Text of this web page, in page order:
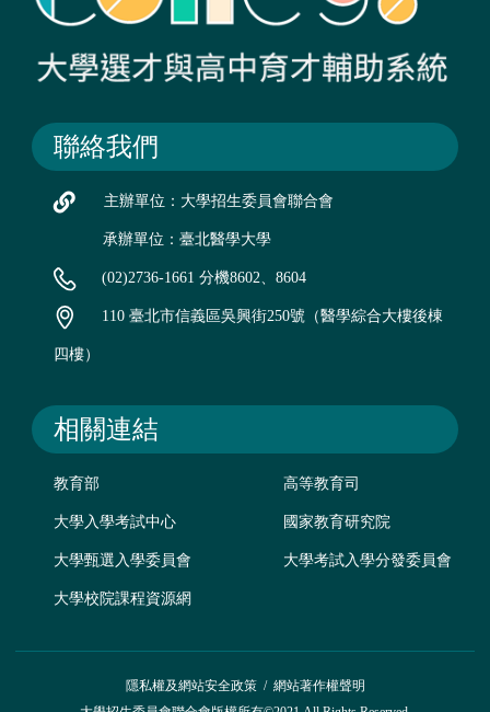
聯絡我們
主辦單位：大學招生委員會聯合會
承辦單位：臺北醫學大學
(02)2736-1661 分機8602、8604
110 臺北市信義區吳興街250號（醫學綜合大樓後棟
四樓）
相關連結
教育部 高等教育司
大學入學考試中心 國家教育研究院
大學甄選入學委員會 大學考試入學分發委員會
大學校院課程資源網
隱私權及網站安全政策/ 網站著作權聲明